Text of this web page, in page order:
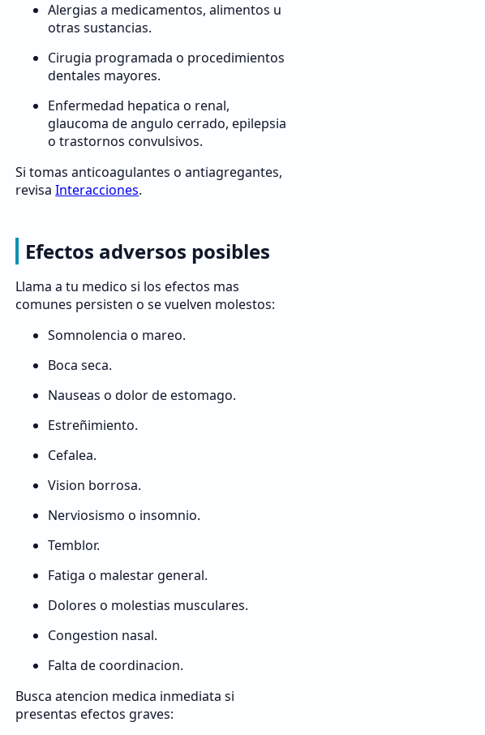
Alergias a medicamentos, alimentos u
otras sustancias.
Cirugia programada o procedimientos
dentales mayores.
Enfermedad hepatica o renal,
glaucoma de angulo cerrado, epilepsia
o trastornos convulsivos.
Si tomas anticoagulantes o antiagregantes,
revisaInteracciones.
Efectos adversos posibles
Llama a tu medico si los efectos mas
comunes persisten o se vuelven molestos:
Somnolencia o mareo.
Boca seca.
Nauseas o dolor de estomago.
Estreñimiento.
Cefalea.
Vision borrosa.
Nerviosismo o insomnio.
Temblor.
Fatiga o malestar general.
Dolores o molestias musculares.
Congestion nasal.
Falta de coordinacion.
Busca atencion medica inmediata si
presentas efectos graves: